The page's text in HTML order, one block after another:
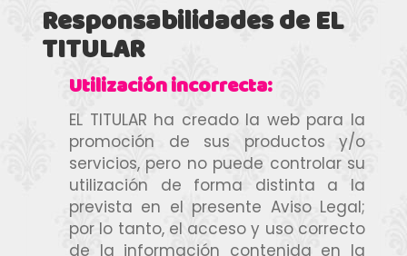
Responsabilidades de EL
TITULAR
Utilización incorrecta:
EL TITULAR ha creado la web para la
promoción de sus productos y/o
servicios, pero no puede controlar su
utilización de forma distinta a la
prevista en el presente Aviso Legal;
por lo tanto, el acceso y uso correcto
de la información contenida en la